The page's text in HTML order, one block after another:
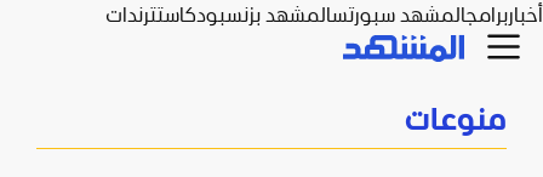
أخباربرامجالمشهد سبورتسالمشهد بزنسبودكاستترندات
منوعات